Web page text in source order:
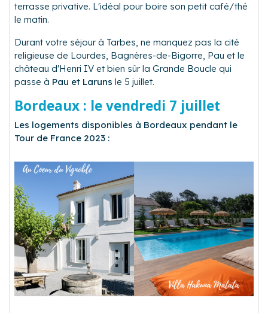
terrasse privative. L'idéal pour boire son petit café/thé
le matin.
Durant votre séjour à Tarbes, ne manquez pas la cité
religieuse de Lourdes, Bagnères-de-Bigorre, Pau et le
château d'Henri IV et bien sûr la Grande Boucle qui
passe à Pau et Laruns le 5 juillet.
Bordeaux : le vendredi 7 juillet
Les logements disponibles à Bordeaux pendant le
Tour de France 2023 :